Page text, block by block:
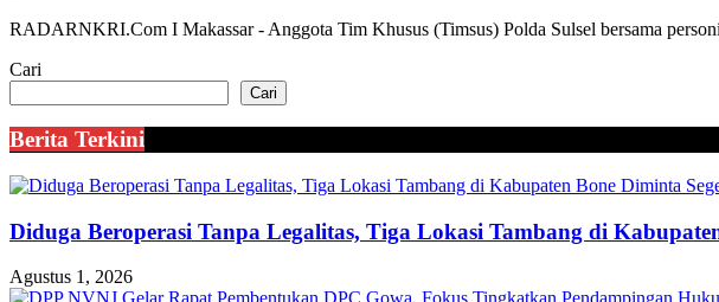
RADARNKRI.Com I Makassar - Anggota Tim Khusus (Timsus) Polda Sulsel bersama
Cari
Cari
Berita Terkini
Diduga Beroperasi Tanpa Legalitas, Tiga Lokasi Tambang di
Agustus 1, 2026